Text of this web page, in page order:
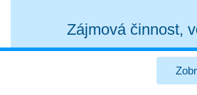
Zájmová činnost,